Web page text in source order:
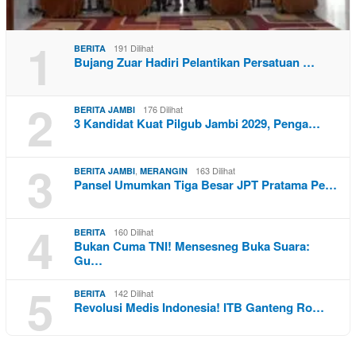
1 BERITA 191 Dilihat
Bujang Zuar Hadiri Pelantikan Persatuan …
2 BERITA JAMBI 176 Dilihat
3 Kandidat Kuat Pilgub Jambi 2029, Penga…
3 BERITA JAMBI, MERANGIN 163 Dilihat
Pansel Umumkan Tiga Besar JPT Pratama Pe…
4 BERITA 160 Dilihat
Bukan Cuma TNI! Mensesneg Buka Suara:
Gu…
5 BERITA 142 Dilihat
Revolusi Medis Indonesia! ITB Ganteng Ro…